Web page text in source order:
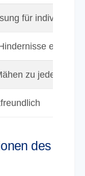
für
erkennt
zu jeder
des